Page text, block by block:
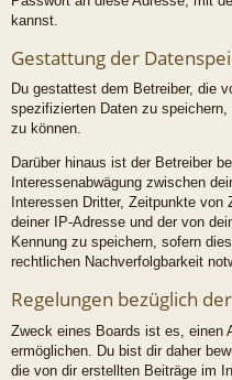
kannst.
Gestattung der
Du gestattest dem Betreiber, die
spezifizierten Daten zu
zu können.
Darüber hinaus ist der Betreiber
Interessenabwägung zwischen
Interessen Dritter, Zeitpunkte
deiner IP-Adresse und der von
Kennung zu speichern, sofern
rechtlichen Nachverfolgbarkeit
Regelungen bezüglich
Zweck eines Boards ist es, einen
ermöglichen. Du bist dir daher
die von dir erstellten Beiträge im